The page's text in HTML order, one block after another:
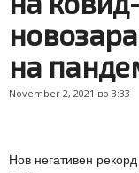
на
November 2, 2021 во 3:33
Нов негативен